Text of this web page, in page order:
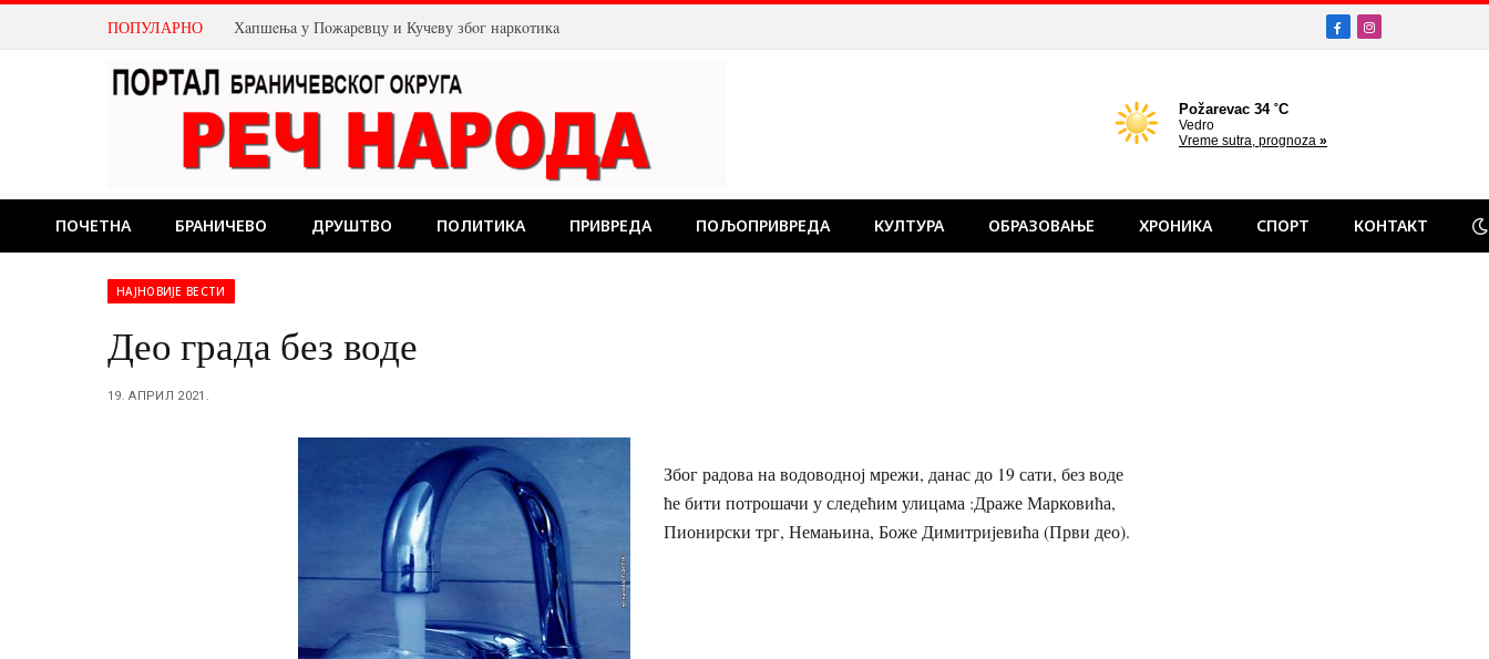
ПОПУЛАРНО Хaпшeњa у Пoжaрeвцу и Кучeву збoг нaркoтикa FacebookInstagram
ПОЧЕТНА БРАНИЧЕВО ДРУШТВО ПОЛИТИКА ПРИВРЕДА ПОЉОПРИВРЕДА КУЛТУРА ОБРАЗОВАЊЕ ХРОНИКА СПОРТ КОНТАКТ
НАЈНОВИЈЕ ВЕСТИ
Део града без воде
19. АПРИЛ 2021.
Због радова на водоводној мрежи, данас до 19 сати, без воде
ће бити потрошачи у следећим улицама :Драже Марковића,
Пионирски трг, Немањина, Боже Димитријевића (Први део).